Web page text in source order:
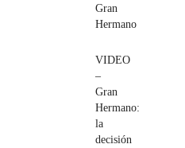
Gran
Hermano
VIDEO
–
Gran
Hermano:
la
decisión